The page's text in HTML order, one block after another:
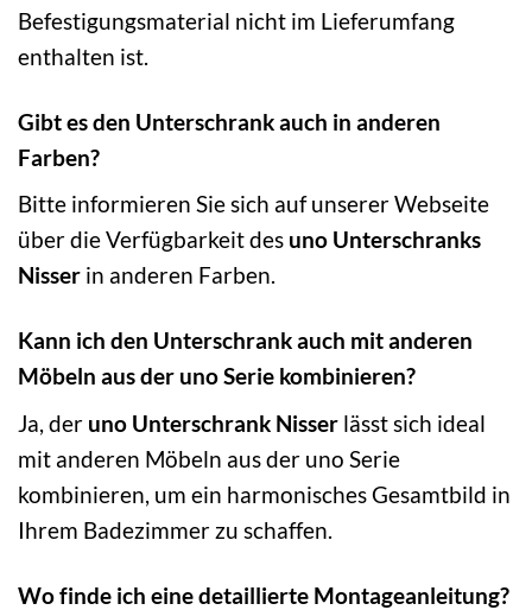
Befestigungsmaterial nicht im Lieferumfang
enthalten ist.
Gibt es den Unterschrank auch in anderen
Farben?
Bitte informieren Sie sich auf unserer Webseite
über die Verfügbarkeit des uno Unterschranks
Nisser in anderen Farben.
Kann ich den Unterschrank auch mit anderen
Möbeln aus der uno Serie kombinieren?
Ja, der uno Unterschrank Nisser lässt sich ideal
mit anderen Möbeln aus der uno Serie
kombinieren, um ein harmonisches Gesamtbild in
Ihrem Badezimmer zu schaffen.
Wo finde ich eine detaillierte Montageanleitung?